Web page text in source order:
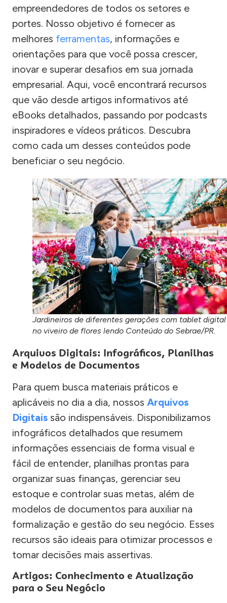
empreendedores de todos os setores e
portes. Nosso objetivo é fornecer as
melhores ferramentas, informações e
orientações para que você possa crescer,
inovar e superar desafios em sua jornada
empresarial. Aqui, você encontrará recursos
que vão desde artigos informativos até
eBooks detalhados, passando por podcasts
inspiradores e vídeos práticos. Descubra
como cada um desses conteúdos pode
beneficiar o seu negócio.
Jardineiros de diferentes gerações com tablet digital
no viveiro de flores lendo Conteúdo do Sebrae/PR.
Arquivos Digitais: Infográficos, Planilhas
e Modelos de Documentos
Para quem busca materiais práticos e
aplicáveis no dia a dia, nossos Arquivos
Digitais são indispensáveis. Disponibilizamos
infográficos detalhados que resumem
informações essenciais de forma visual e
fácil de entender, planilhas prontas para
organizar suas finanças, gerenciar seu
estoque e controlar suas metas, além de
modelos de documentos para auxiliar na
formalização e gestão do seu negócio. Esses
recursos são ideais para otimizar processos e
tomar decisões mais assertivas.
Artigos: Conhecimento e Atualização
para o Seu Negócio